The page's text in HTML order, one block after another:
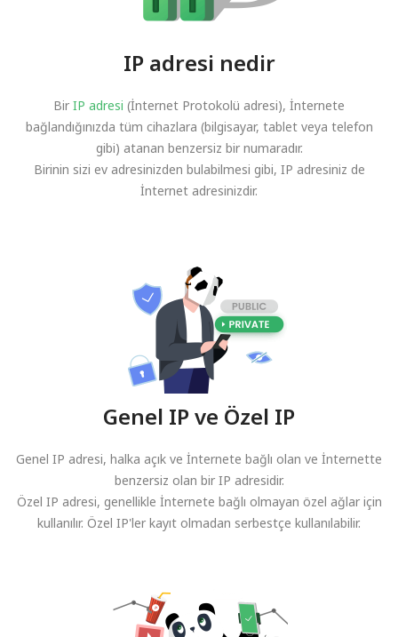
IP adresi nedir
Bir IP adresi (İnternet Protokolü adresi), İnternete
bağlandığınızda tüm cihazlara (bilgisayar, tablet veya telefon
gibi) atanan benzersiz bir numaradır.
Birinin sizi ev adresinizden bulabilmesi gibi, IP adresiniz de
İnternet adresinizdir.
Genel IP ve Özel IP
Genel IP adresi, halka açık ve İnternete bağlı olan ve İnternette
benzersiz olan bir IP adresidir.
Özel IP adresi, genellikle İnternete bağlı olmayan özel ağlar için
kullanılır. Özel IP'ler kayıt olmadan serbestçe kullanılabilir.